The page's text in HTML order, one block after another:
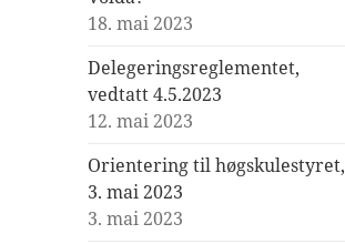
18. mai 2023
Delegeringsreglementet,
vedtatt 4.5.2023
12. mai 2023
Orientering til høgskulestyret,
3. mai 2023
3. mai 2023